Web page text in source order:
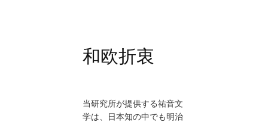
和欧折衷
当研究所が提供する祐音文
学は、日本知の中でも明治